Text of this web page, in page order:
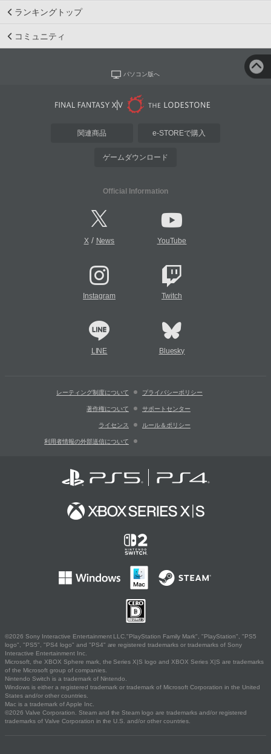
ランキングトップ
コミュニティ
パソコン版へ
関連商品 e-STOREで購入
ゲームダウンロード
Official Information
X/ News YouTube
Instagram Twitch
LINE Bluesky
レーティング制度について プライバシーポリシー
著作権について サポートセンター
ライセンス ルール＆ポリシー
利用者情報の外部送信について
©2026 Sony Interactive Entertainment LLC."PlayStation Family Mark", "PlayStation", "PS5
logo", "PS5", "PS4 logo" and "PS4" are registered trademarks or trademarks of Sony
Interactive Entertainment Inc.
Microsoft, the XBOX Sphere mark, the Series X|S logo and XBOX Series X|S are trademarks
of the Microsoft group of companies.
Nintendo Switch is a trademark of Nintendo.
Windows is either a registered trademark or trademark of Microsoft Corporation in the United
States and/or other countries.
Mac is a trademark of Apple Inc.
©2026 Valve Corporation. Steam and the Steam logo are trademarks and/or registered
trademarks of Valve Corporation in the U.S. and/or other countries.